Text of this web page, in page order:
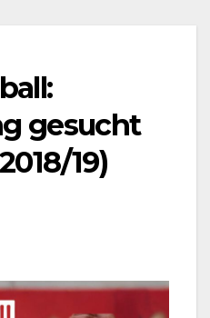
gesucht
19)